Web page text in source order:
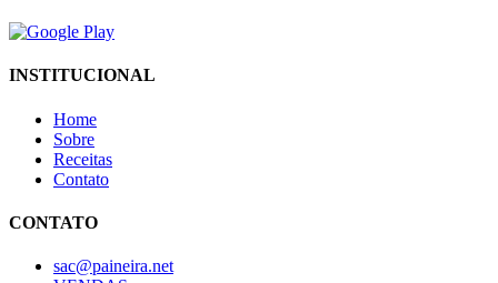
INSTITUCIONAL
Home
Sobre
Receitas
Contato
CONTATO
sac@paineira.net